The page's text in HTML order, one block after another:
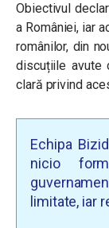
Obiectivul
a României, iar
românilor, din
discuțiile avute
clară privind
Echipa
nicio
limitate, iar